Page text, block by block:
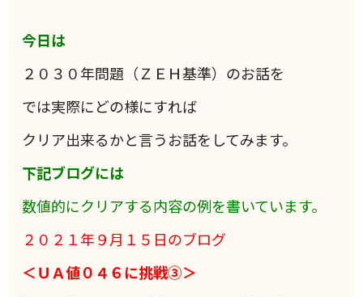
今日は
２０３０年問題（ＺＥＨ基準）のお話を
では実際にどの様にすれば
クリア出来るかと言うお話をしてみます。
下記ブログには
数値的にクリアする内容の例を書いています。
２０２１年９月１５日のブログ
＜ＵＡ値０４６に挑戦③＞